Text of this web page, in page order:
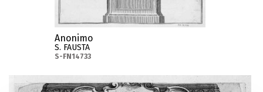
Anonimo
S. FAUSTA
S-FN14733